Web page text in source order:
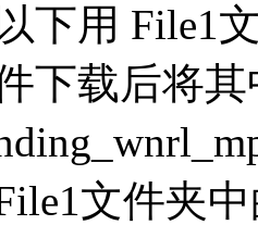
下用 File1
下载后将
文件夹